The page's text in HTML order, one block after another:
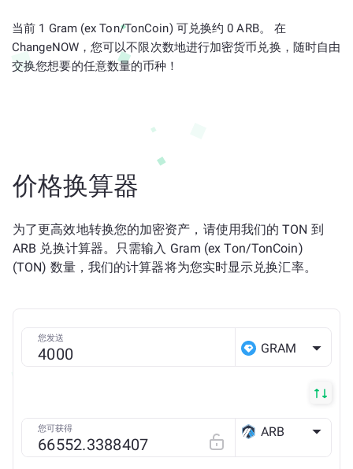
当前 1 Gram (ex Ton/TonCoin) 可兑换约 0 ARB。 在
ChangeNOW，您可以不限次数地进行加密货币兑换，随时自由
交换您想要的任意数量的币种！
价格换算器
为了更高效地转换您的加密资产，请使用我们的 TON 到
ARB 兑换计算器。只需输入 Gram (ex Ton/TonCoin)
(TON) 数量，我们的计算器将为您实时显示兑换汇率。
您发送
GRAM
您可获得 ARB